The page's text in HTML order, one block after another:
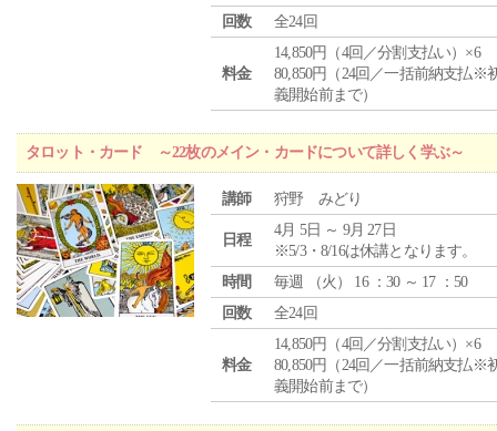
回数
全24回
料金
14,850円（4回／分割支払い）×6
80,850円（24回／一括前納支払※
義開始前まで）
タロット・カード ～22枚のメイン・カードについて詳しく学ぶ～
講師 狩野 みどり
日程
4月 5日 ～ 9月 27日
※5/3・8/16は休講となります。
時間
毎週 （火 ） 16 ：30 ～ 17 ：50
回数
全24回
料金
14,850円（4回／分割支払い）×6
80,850円（24回／一括前納支払※
義開始前まで）